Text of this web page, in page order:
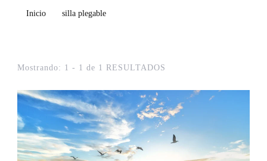
Inicio silla plegable
Mostrando: 1 - 1 de 1 RESULTADOS